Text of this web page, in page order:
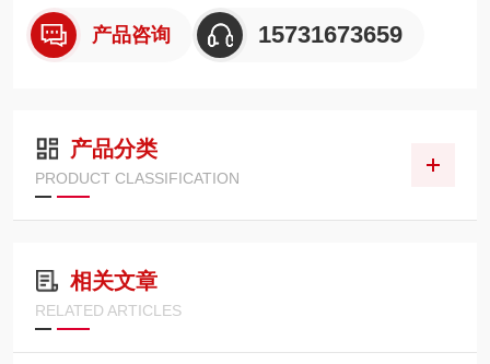
产品咨询 15731673659
产品分类
PRODUCT CLASSIFICATION
相关文章
RELATED ARTICLES